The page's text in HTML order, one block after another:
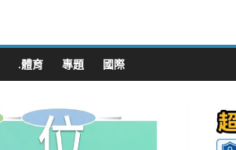
.體育 專題 國際